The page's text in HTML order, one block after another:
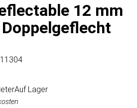
12 mm
Auf Lager